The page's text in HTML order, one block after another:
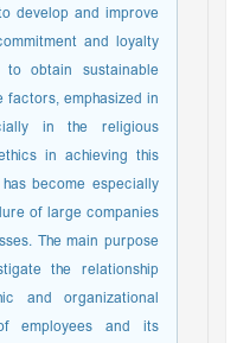
develop and improve
and loyalty
obtain sustainable
factors, emphasized in
in the religious
in achieving this
become especially
of large companies
The main purpose
the relationship
and organizational
employees and its